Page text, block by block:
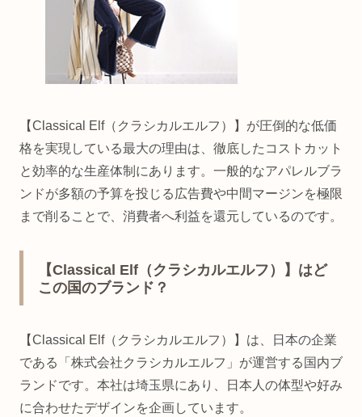
【Classical Elf（クラシカルエルフ）】が圧倒的な低価
格を実現している最大の理由は、徹底したコストカット
と効率的な生産体制にあります。一般的なアパレルブラ
ンドが多額の予算を投じる広告費や中間マージンを極限
まで削ることで、消費者へ利益を還元しているのです。
【Classical Elf（クラシカルエルフ）】はど
この国のブランド？
【Classical Elf（クラシカルエルフ）】は、日本の企業
である「株式会社クラシカルエルフ」が運営する国内ブ
ランドです。本社は埼玉県にあり、日本人の体型や好み
に合わせたデザインを企画しています。